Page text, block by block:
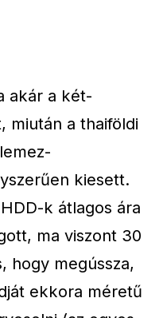
akár a két-
miután a thaiföldi
kiesett.
k átlagos ára
ma viszont 30
hogy megússza,
ekkora méretű